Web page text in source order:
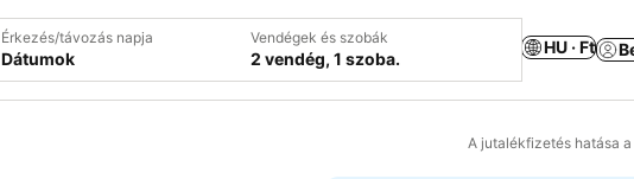
Érkezés/távozás napja
Dátumok
Vendégek és szobák
2 vendég, 1 szoba.
HU · Ft
A jutalékfizetés hatása